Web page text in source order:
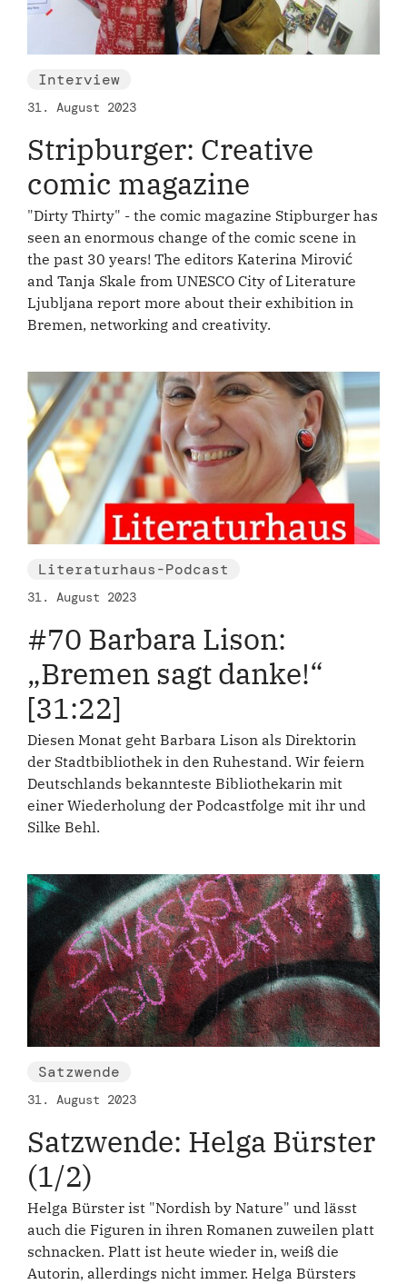
Interview
31. August 2023
Stripburger: Creative
comic magazine
"Dirty Thirty" - the comic magazine Stipburger has
seen an enormous change of the comic scene in
the past 30 years! The editors Katerina Mirović
and Tanja Skale from UNESCO City of Literature
Ljubljana report more about their exhibition in
Bremen, networking and creativity.
Literaturhaus-Podcast
31. August 2023
#70 Barbara Lison:
„Bremen sagt danke!“
[31:22]
Diesen Monat geht Barbara Lison als Direktorin
der Stadtbibliothek in den Ruhestand. Wir feiern
Deutschlands bekannteste Bibliothekarin mit
einer Wiederholung der Podcastfolge mit ihr und
Silke Behl.
Satzwende
31. August 2023
Satzwende: Helga Bürster
(1/2)
Helga Bürster ist "Nordish by Nature" und lässt
auch die Figuren in ihren Romanen zuweilen platt
schnacken. Platt ist heute wieder in, weiß die
Autorin, allerdings nicht immer. Helga Bürsters